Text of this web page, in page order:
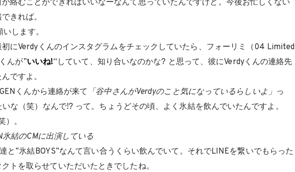
絡むことができればいいなーなんて思っていたんですけど。今後お忙しくない
きれば。
します。
にVerdyくんのインスタグラムをチェックしていたら、フォーリミ（04 Limited
んが”いいね!“していて、知り合いなのかな? と思って、彼にVerdyくんの連絡先
ですよ。
くんから連絡が来て 「谷中さんがVerdyのこと気になっているらしいよ」 っ
な（笑）なんで!? って。ちょうどその頃、よく氷結を飲んでいたんですよ。
）。
結のCMに出演している
と”氷結BOYS”なんて言い合うくらい飲んでいて。それでLINEを繋いでもらった
トを取らせていただいたときでしたね。